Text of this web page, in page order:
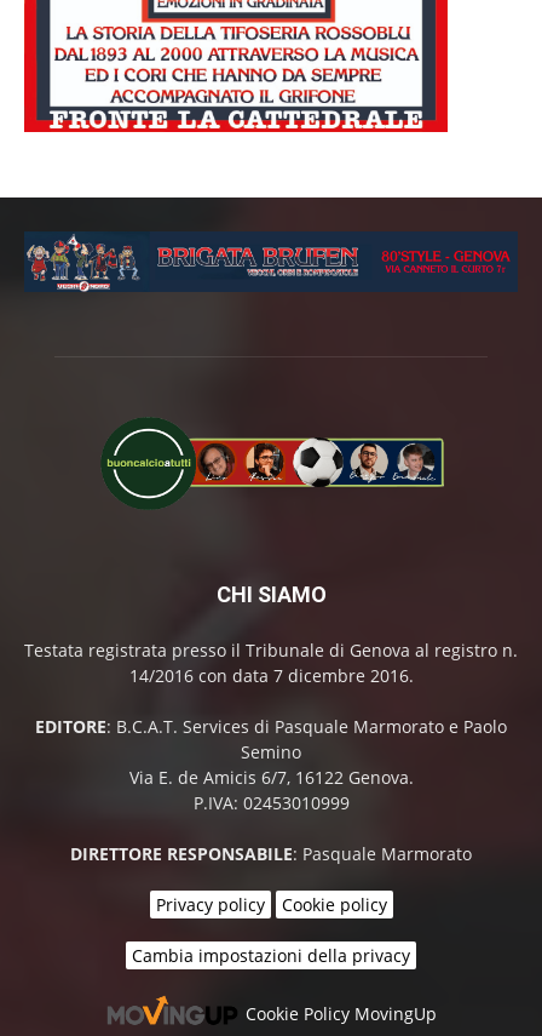
CHI SIAMO
Testata registrata presso il Tribunale di Genova al registro n.
14/2016 con data 7 dicembre 2016.
EDITORE: B.C.A.T. Services di Pasquale Marmorato e Paolo
Semino
Via E. de Amicis 6/7, 16122 Genova.
P.IVA: 02453010999
DIRETTORE RESPONSABILE: Pasquale Marmorato
Privacy policy Cookie policy
Cambia impostazioni della privacy
Cookie Policy MovingUp